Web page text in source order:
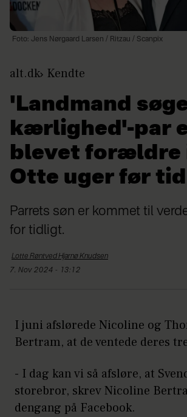
Foto: Jens Nørgaard Larsen / Ritzau / Scanpix
alt.dk Kendte
'Landmand
kærlighed'-par
blevet forældre
Otte uger før tid
Parrets søn er kommet til
for tidligt.
Lotte Røntved HjarnøKnudsen
7. Nov 2024 - 13:12
I juni afslørede Nicoline og
Bertram, at de ventede deres
- I dag kan vi så afsløre, at
storebror, skrev Nicoline
dengang på Facebook.